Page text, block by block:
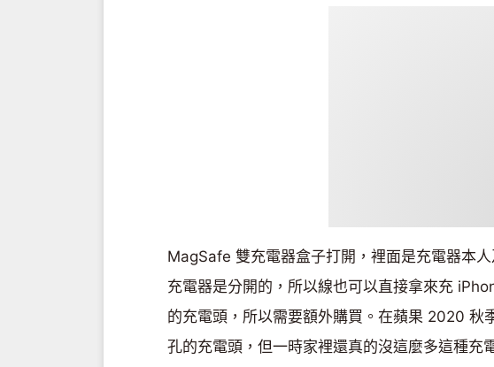
MagSafe 雙充電器盒子打開，裡面是充電器本
充電器是分開的，所以線也可以直接拿來充
的充電頭，所以需要額外購買。在蘋果 2020 秋
孔的充電頭，但一時家裡還真的沒這麼多這種充